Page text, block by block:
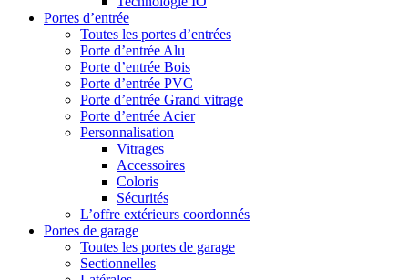
Portes d’entrée
Toutes les portes d’entrées
Porte d’entrée Alu
Porte d’entrée Bois
Porte d’entrée PVC
Porte d’entrée Grand vitrage
Porte d’entrée Acier
Personnalisation
Vitrages
Accessoires
Coloris
Sécurités
L’offre extérieurs coordonnés
Portes de garage
Toutes les portes de garage
Sectionnelles